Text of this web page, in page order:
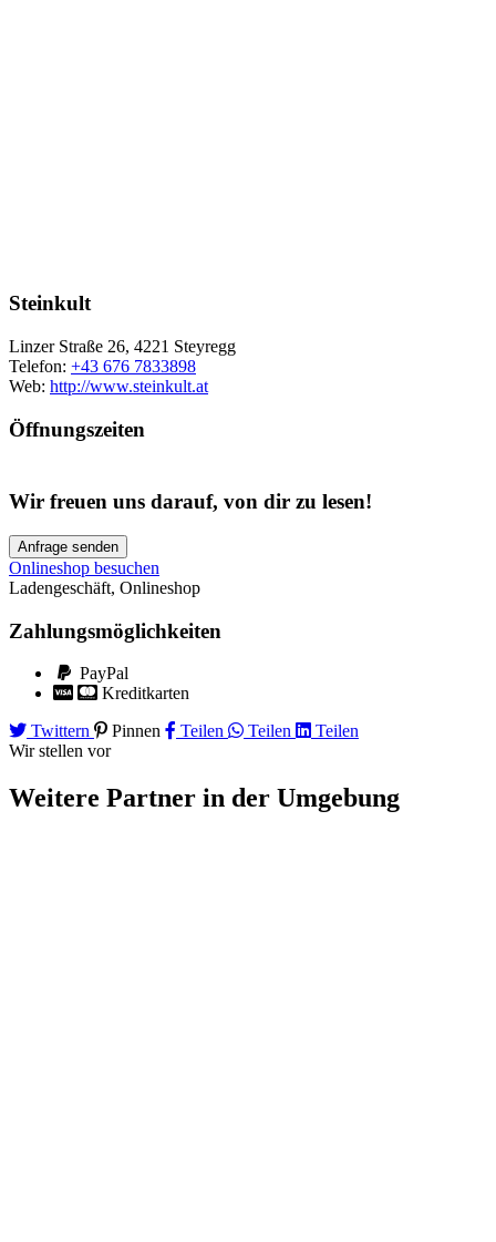
Steinkult
Linzer Straße 26, 4221 Steyregg
Telefon: +43 676 7833898
Web: http://www.steinkult.at
Öffnungszeiten
Wir freuen uns darauf, von dir zu lesen!
Anfrage senden
Onlineshop besuchen
Ladengeschäft, Onlineshop
Zahlungsmöglichkeiten
PayPal
Kreditkarten
Twittern
Pinnen Teilen Teilen
Teilen
Wir stellen vor
Weitere Partner in der Umgebung